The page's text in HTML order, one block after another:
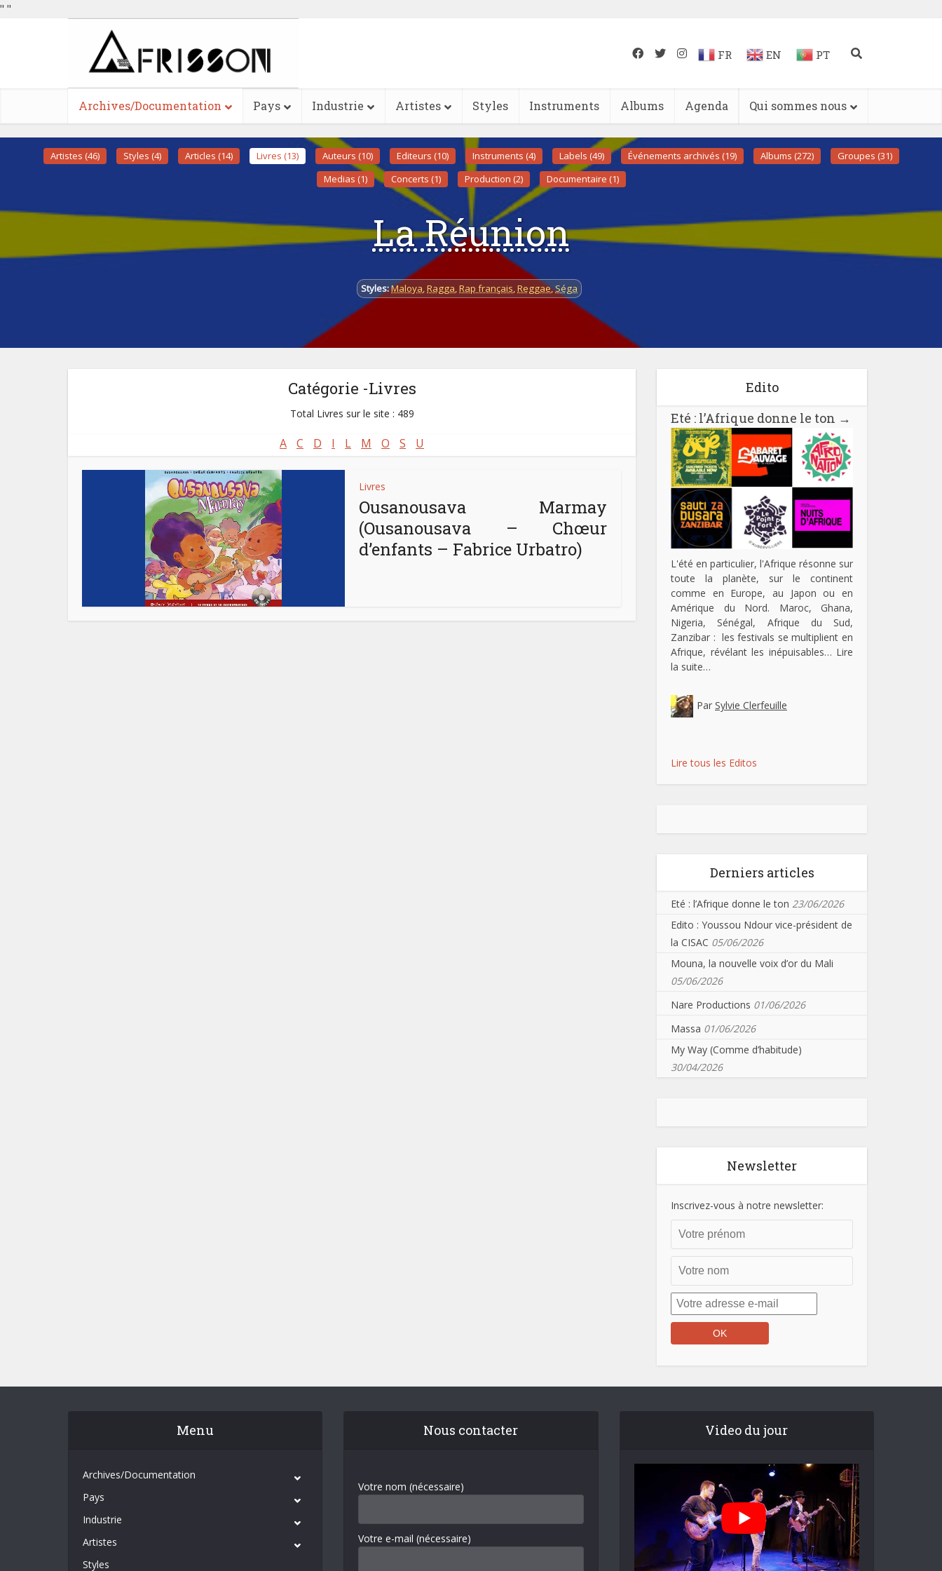
" "
FR EN PT
Archives/Documentation Pays Industrie Artistes Styles Instruments Albums Agenda Qui sommes nous
Artistes (46) Styles (4) Articles (14) Livres (13) Auteurs (10) Editeurs (10) Instruments (4) Labels (49) Événements archivés (19) Albums (272)
Groupes (31)
Medias (1)
Concerts (1) Production (2) Documentaire (1)
La Réunion
Styles:Maloya,Ragga,Rap français,Reggae,Séga
Catégorie -Livres
Total Livres sur le site : 489
A C D I L M O S U
Livres
Ousanousava Marmay
(Ousanousava – Chœur
d’enfants – Fabrice Urbatro)
Edito
Eté : l’Afrique donne le ton →
L'été en particulier, l'Afrique résonne sur
toute la planète, sur le continent
comme en Europe, au Japon ou en
Amérique du Nord. Maroc, Ghana,
Nigeria, Sénégal, Afrique du Sud,
Zanzibar : les festivals se multiplient en
Afrique, révélant les inépuisables… Lire
la suite…
Par Sylvie Clerfeuille
Lire tous les Editos
Derniers articles
Eté : l’Afrique donne le ton 23/06/2026
Edito : Youssou Ndour vice-président de
la CISAC 05/06/2026
Mouna, la nouvelle voix d’or du Mali
05/06/2026
Nare Productions 01/06/2026
Massa 01/06/2026
My Way (Comme d’habitude)
30/04/2026
Newsletter
Inscrivez-vous à notre newsletter:
Menu
Archives/Documentation
Pays
Industrie
Artistes
Styles
Nous contacter
Votre nom (nécessaire)
Votre e-mail (nécessaire)
Video du jour